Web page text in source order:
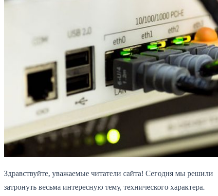
Здравствуйте, уважаемые читатели сайта! Сегодня мы решили
затронуть весьма интересную тему, технического характера.